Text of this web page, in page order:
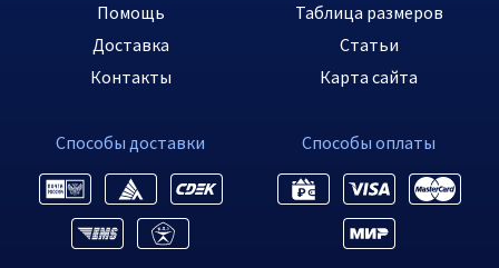
Помощь
Доставка
Контакты
Таблица размеров
Статьи
Карта сайта
Способы доставки Способы оплаты